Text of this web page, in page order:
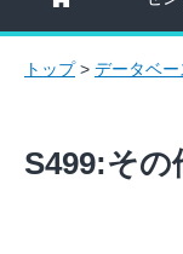
トップ> データベー
S499:その